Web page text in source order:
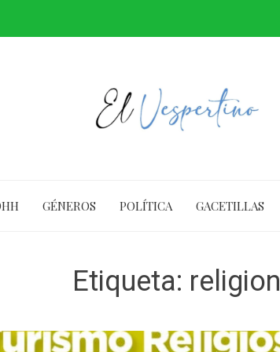
GÉNEROS POLÍTICA GACETILLAS
Etiqueta: religion